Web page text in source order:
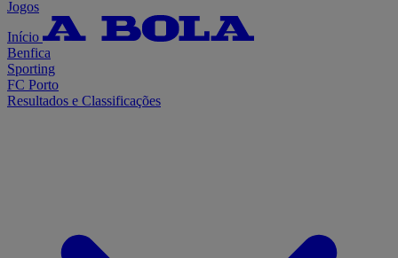
Jogos
Início
Benfica
Sporting
FC Porto
Resultados e Classificações